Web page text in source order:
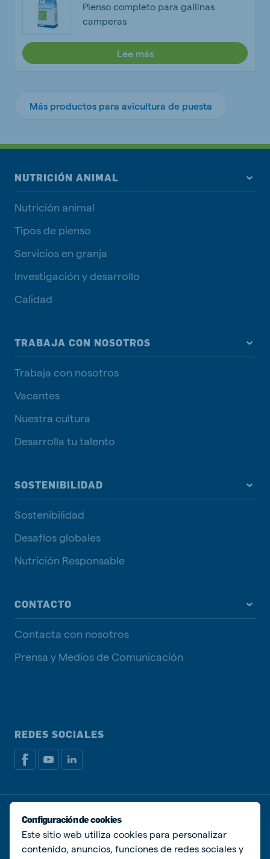
Pienso completo para gallinas
camperas
Lee más
Más productos para avicultura de puesta
NUTRICIÓN ANIMAL
Nutrición animal
Tipos de pienso
Servicios en granja
Investigación y desarrollo
Calidad
TRABAJA CON NOSOTROS
Trabaja con nosotros
Vacantes
Nuestra cultura
Desarrolla tu talento
SOSTENIBILIDAD
Sostenibilidad
Desafíos globales
Nutrición Responsable
CONTACTO
Contacta con nosotros
Prensa y Medios de Comunicación
REDES SOCIALES
Política de privacidadPolítica de Cookies
Administrar Cookies
Configuración de cookies
Este sitio web utiliza cookies para personalizar
contenido, anuncios, funciones de redes sociales y